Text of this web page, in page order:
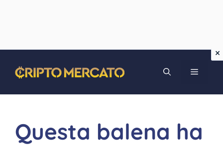
contenuto
MENU
Questa balena ha